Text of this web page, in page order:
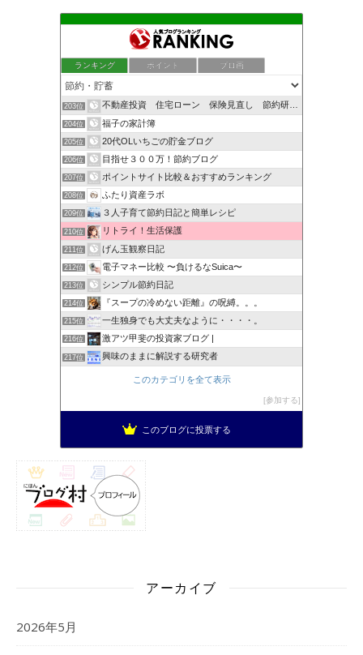
ランキング ポイント ブロ画
203位 不動産投資 住宅ローン 保険見直し 節約研究会！！
204位 福子の家計簿
205位 20代OLいちごの貯金ブログ
206位 目指せ３００万！節約ブログ
207位 ポイントサイト比較＆おすすめランキング
208位 ふたり資産ラボ
209位 ３人子育て節約日記と簡単レシピ
210位 リトライ！生活保護
211位 げん玉観察日記
212位 電子マネー比較 〜負けるなSuica〜
213位 シンプル節約日記
214位 『スープの冷めない距離』の呪縛。。。
215位 一生独身でも大丈夫なように・・・・。
216位 激アツ甲斐の投資家ブログ |
217位 興味のままに解説する研究者
このカテゴリを全て表示
参加する
このブログに投票する
アーカイブ
2026年5月